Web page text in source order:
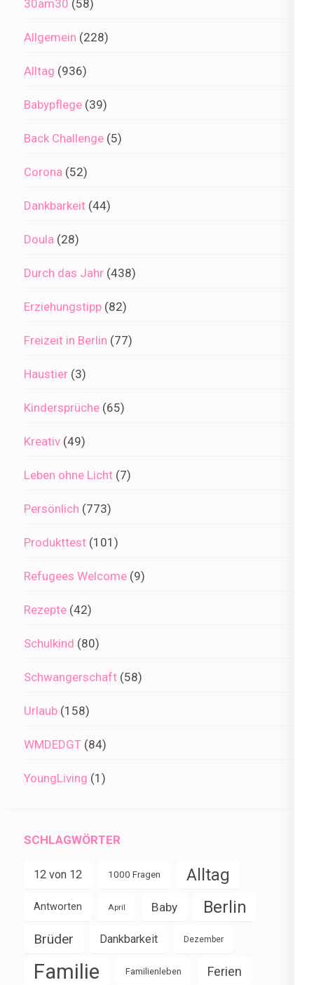
30am30 (58)
Allgemein (228)
Alltag (936)
Babypflege (39)
Back Challenge (5)
Corona (52)
Dankbarkeit (44)
Doula (28)
Durch das Jahr (438)
Erziehungstipp (82)
Freizeit in Berlin (77)
Haustier (3)
Kindersprüche (65)
Kreativ (49)
Leben ohne Licht (7)
Persönlich (773)
Produkttest (101)
Refugees Welcome (9)
Rezepte (42)
Schulkind (80)
Schwangerschaft (58)
Urlaub (158)
WMDEDGT (84)
YoungLiving (1)
SCHLAGWÖRTER
12 von 12 1000 Fragen Alltag
Antworten April Baby Berlin
Brüder Dankbarkeit Dezember
Familie Familienleben Ferien